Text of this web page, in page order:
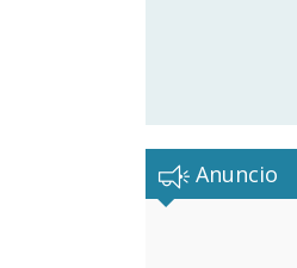
Anuncio